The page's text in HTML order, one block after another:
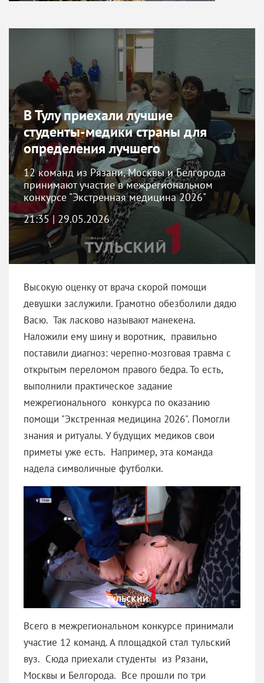
В Тулу приехали лучшие
студенты-медики страны для
определения лучшего
12 команд из Рязани, Москвы и Белгорода
принимают участие в межрегиональном
конкурсе "Экстренная медицина 2026"
21:35 | 29.05.2026
Высокую оценку от врача скорой помощи
девушки заслужили. Грамотно обезболили дядю
Васю. Так ласково называют манекена.
Наложили ему шину и воротник, правильно
поставили диагноз: черепно-мозговая травма с
открытым переломом правого бедра. То есть,
выполнили практическое задание
межрегионального конкурса по оказанию
помощи "Экстренная медицина 2026". Помогли
знания и ритуалы. У будущих медиков свои
приметы уже есть. Например, эта команда
надела символичные футболки.
Всего в межрегиональном конкурсе принимали
участие 12 команд. А площадкой стал тульский
вуз. Сюда приехали студенты из Рязани,
Москвы и Белгорода. Все прошли по три